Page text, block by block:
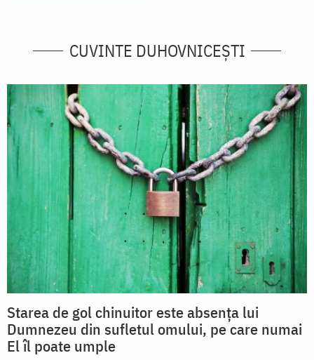
CUVINTE DUHOVNICEȘTI
Starea de gol chinuitor este absența lui
Dumnezeu din sufletul omului, pe care numai
El îl poate umple